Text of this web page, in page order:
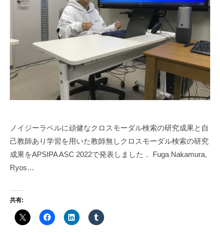
r
a
ノイジーラベルに頑健なクロスモーダル検索の研究成果と自
己教師あり学習を用いた教師無しクロスモーダル検索の研究
成果をAPSIPA ASC 2022で発表しました． Fuga Nakamura,
Ryos…
共有: